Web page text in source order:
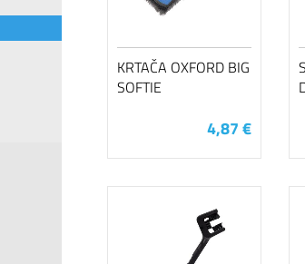
KRTAČA OXFORD BIG
SOFTIE
4,87 €